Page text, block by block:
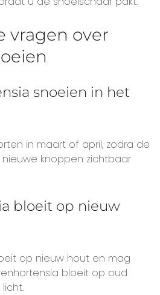
vragen over
snoeien in het
in maart of april, zodra de
knoppen zichtbaar
bloeit op nieuw
op nieuw hout en mag
bloeit op oud